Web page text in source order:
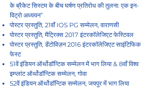
के ब्रैकेट सिस्टम के बीच घर्षण प्रतिरोध की तुलना: एक इन-
विट्रो अध्ययन”
पोस्टर प्रस्तुति, 21वाँ IOS PG सम्मेलन, वाराणसी
पोस्टर प्रस्तुति, मैट्रिक्स 2017 इंटरकॉलेजिएट फेस्टिवल
पोस्टर प्रस्तुति, डेंटोविज़न 2016 इंटरकॉलेजिएट साइंटिफिक
फेस्ट
51वें इंडियन ऑर्थोडॉन्टिक सम्मेलन में भाग लिया & 8वाँ विश्व
इम्प्लांट ऑर्थोडॉन्टिक सम्मेलन, गोवा
52वें इंडियन ऑर्थोडॉन्टिक सम्मेलन, जयपुर में भाग लिया